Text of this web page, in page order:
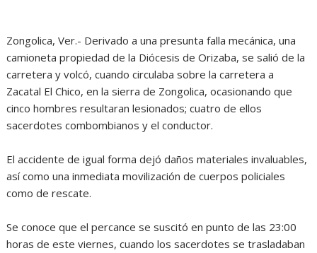
Zongolica, Ver.- Derivado a una presunta falla mecánica, una
camioneta propiedad de la Diócesis de Orizaba, se salió de la
carretera y volcó, cuando circulaba sobre la carretera a
Zacatal El Chico, en la sierra de Zongolica, ocasionando que
cinco hombres resultaran lesionados; cuatro de ellos
sacerdotes combombianos y el conductor.
El accidente de igual forma dejó daños materiales invaluables,
así como una inmediata movilización de cuerpos policiales
como de rescate.
Se conoce que el percance se suscitó en punto de las 23:00
horas de este viernes, cuando los sacerdotes se trasladaban